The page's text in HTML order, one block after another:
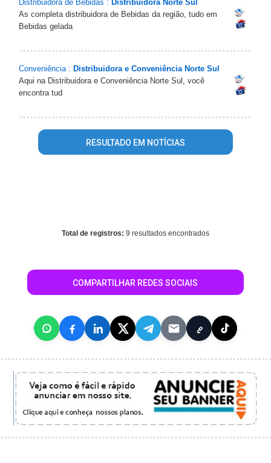
Distribuidora de Bebidas : Distribuidora Norte Sul
As completa distribuidora de Bebidas da região, tudo em
Bebidas gelada
Conveniência : Distribuidora e Conveniência Norte Sul
Aqui na Distribuidora e Conveniência Norte Sul, você
encontra tud
RESULTADO EM NOTÍCIAS
Total de registros: 9 resultados encontrados
COMPARTILHAR REDES SOCIAIS